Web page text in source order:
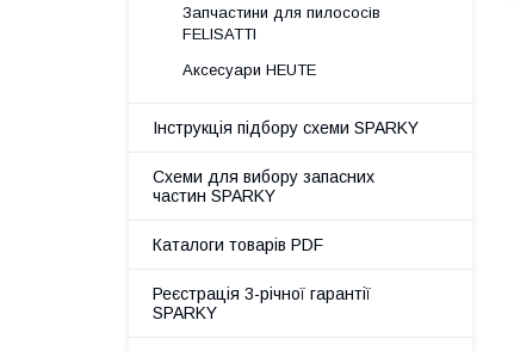
Запчастини для пилососів
FELISATTI
Аксесуари HEUTE
Інструкція підбору схеми SPARKY
Схеми для вибору запасних
частин SPARKY
Каталоги товарів PDF
Реєстрація 3-річної гарантії
SPARKY